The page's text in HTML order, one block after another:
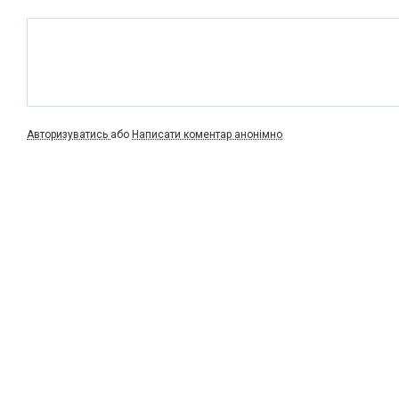
Авторизуватись або Написати коментар анонімно